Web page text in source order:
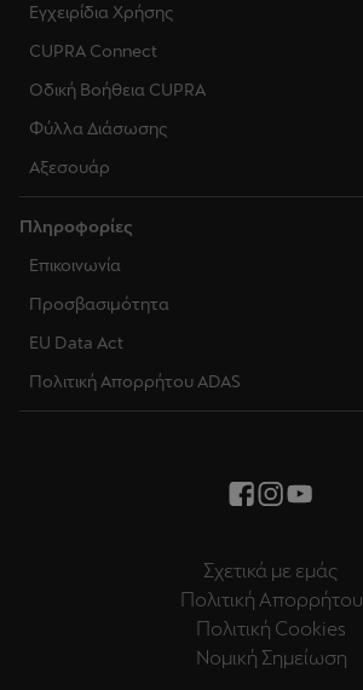
Εγχειρίδια Χρήσης
CUPRA Connect
Οδική Βοήθεια CUPRA
Φύλλα Διάσωσης
Αξεσουάρ
Πληροφορίες
Επικοινωνία
Προσβασιμότητα
EU Data Act
Πολιτική Απορρήτου ADAS
Σχετικά με εμάς
Πολιτική Απορρήτου
Πολιτική Cookies
Νομική Σημείωση